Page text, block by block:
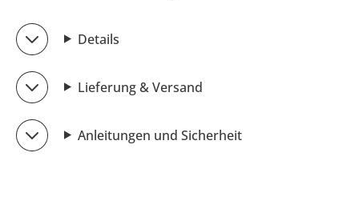
Details
Lieferung & Versand
Anleitungen und Sicherheit